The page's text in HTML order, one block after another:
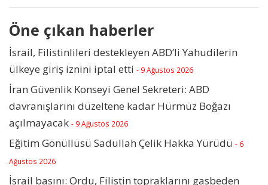
Öne çıkan haberler
İsrail, Filistinlileri destekleyen ABD’li Yahudilerin
ülkeye giriş iznini iptal etti - 9 Ağustos 2026
İran Güvenlik Konseyi Genel Sekreteri: ABD
davranışlarını düzeltene kadar Hürmüz Boğazı
açılmayacak - 9 Ağustos 2026
Eğitim Gönüllüsü Sadullah Çelik Hakka Yürüdü - 6
Ağustos 2026
İsrail basını: Ordu, Filistin topraklarını gasbeden